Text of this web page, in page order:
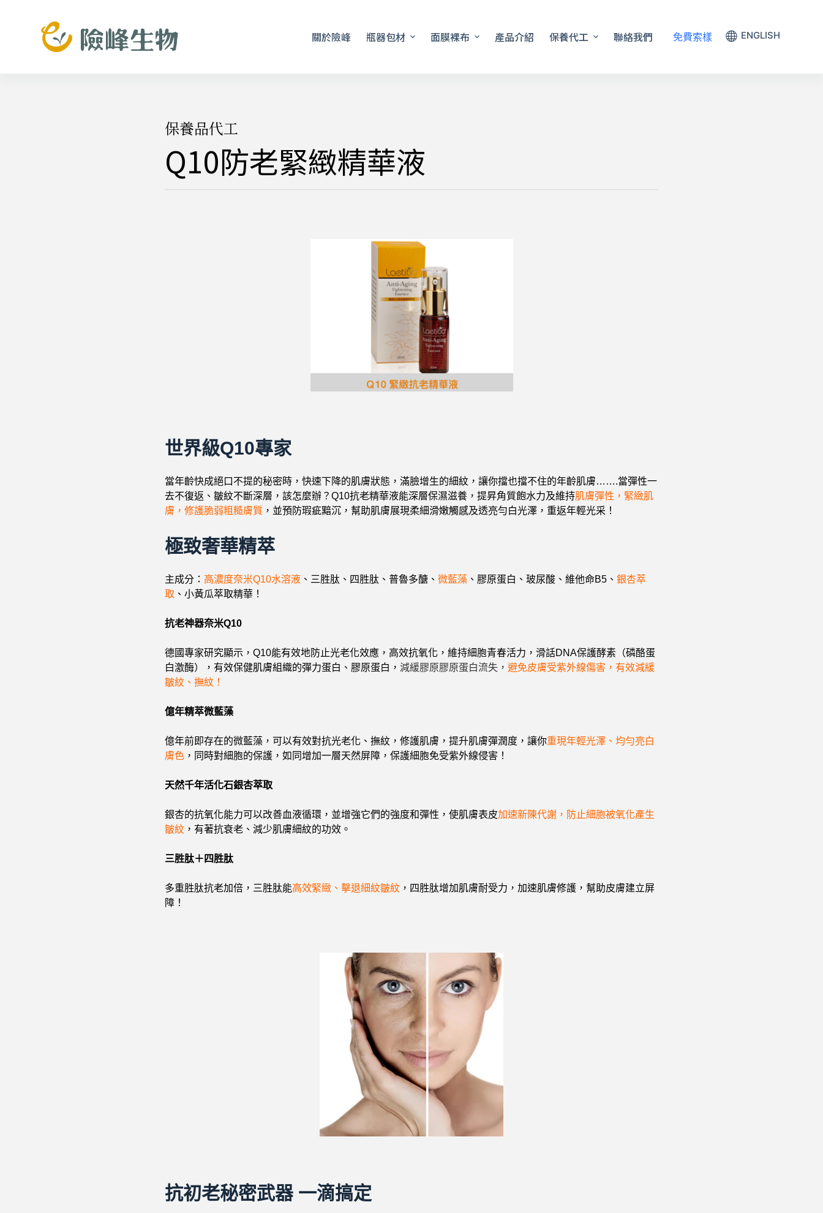
關於險峰 瓶器包材 面膜裸布 產品介紹 保養代工 聯絡我們 免費索樣 ENGLISH
保養品代工
Q10防老緊緻精華液
世界級Q10專家
當年齡快成絕口不提的秘密時，快速下降的肌膚狀態，滿臉增生的細紋，讓你擋也擋不住的年齡肌膚…….當彈性一
去不復返、皺紋不斷深層，該怎麼辦？Q10抗老精華液能深層保濕滋養，提昇角質飽水力及維持肌膚彈性，緊緻肌
膚，修護脆弱粗糙膚質，並預防瑕疵黯沉，幫助肌膚展現柔細滑嫩觸感及透亮勻白光澤，重返年輕光采！
極致奢華精萃
主成分： 高濃度奈米Q10水溶液、三胜肽、四胜肽、普魯多醣、 微藍藻、膠原蛋白、玻尿酸、維他命B5、 銀杏萃
取 、小黃瓜萃取精華！
抗老神器奈米Q10
德國專家研究顯示，Q10能有效地防止光老化效應，高效抗氧化，維持細胞青春活力，滑話DNA保護酵素（磷酪蛋
白激酶），有效保健肌膚組織的彈力蛋白、膠原蛋白， 減緩膠原膠原蛋白流失， 避免皮膚受紫外線傷害，有效減緩
皺紋、撫紋！
億年精萃微藍藻
億年前即存在的微藍藻，可以有效對抗光老化、 撫紋，修護肌膚，提升肌膚彈潤度，讓你重現年輕光澤、均勻亮白
膚色，同時對細胞的保護，如同增加一層天然屏障，保護細胞免受紫外線侵害！
天然千年活化石銀杏萃取
銀杏的抗氧化能力可以改善血液循環，並增強它們的強度和彈性，使肌膚表皮加速新陳代謝，防止細胞被氧化產生
皺紋，有著抗衰老、減少肌膚細紋的功效。
三胜肽＋四胜肽
多重胜肽抗老加倍，三胜肽能高效緊緻、擊退細紋皺紋，四胜肽增加肌膚耐受力，加速肌膚修護，幫助皮膚建立屏
障！
抗初老秘密武器 一滴搞定